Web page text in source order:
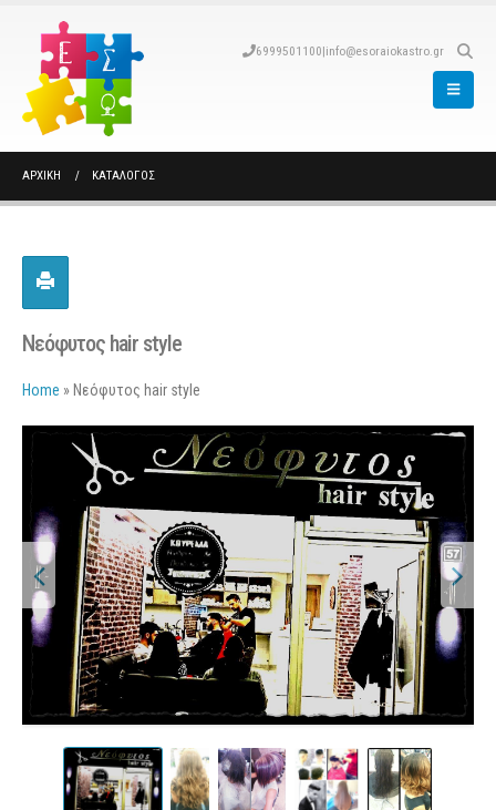
6999501100|info@esoraiokastro.gr
ΑΡΧΙΚΉ ΚΑΤΆΛΟΓΟΣ
Nεόφυτος hair style
Home » Nεόφυτος hair style